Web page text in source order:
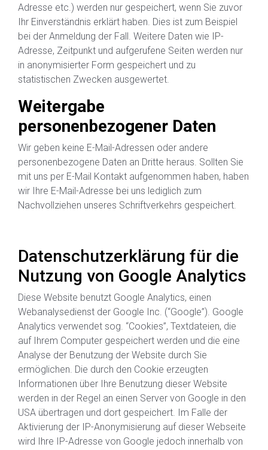
Adresse etc.) werden nur gespeichert, wenn Sie zuvor
Ihr Einverständnis erklärt haben. Dies ist zum Beispiel
bei der Anmeldung der Fall. Weitere Daten wie IP-
Adresse, Zeitpunkt und aufgerufene Seiten werden nur
in anonymisierter Form gespeichert und zu
statistischen Zwecken ausgewertet.
Weitergabe
personenbezogener Daten
Wir geben keine E-Mail-Adressen oder andere
personenbezogene Daten an Dritte heraus. Sollten Sie
mit uns per E-Mail Kontakt aufgenommen haben, haben
wir Ihre E-Mail-Adresse bei uns lediglich zum
Nachvollziehen unseres Schriftverkehrs gespeichert.
Datenschutzerklärung für die
Nutzung von Google Analytics
Diese Website benutzt Google Analytics, einen
Webanalysedienst der Google Inc. (“Google”). Google
Analytics verwendet sog. “Cookies”, Textdateien, die
auf Ihrem Computer gespeichert werden und die eine
Analyse der Benutzung der Website durch Sie
ermöglichen. Die durch den Cookie erzeugten
Informationen über Ihre Benutzung dieser Website
werden in der Regel an einen Server von Google in den
USA übertragen und dort gespeichert. Im Falle der
Aktivierung der IP-Anonymisierung auf dieser Webseite
wird Ihre IP-Adresse von Google jedoch innerhalb von